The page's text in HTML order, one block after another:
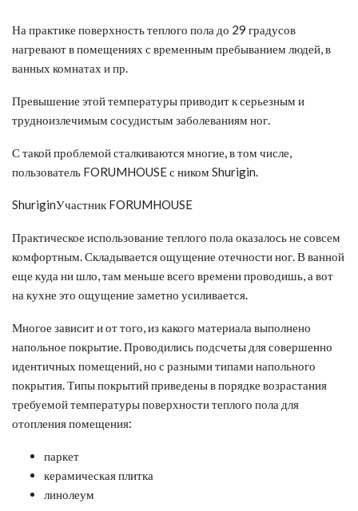
На практике поверхность теплого пола до 29 градусов
нагревают в помещениях с временным пребыванием людей, в
ванных комнатах и пр.
Превышение этой температуры приводит к серьезным и
трудноизлечимым сосудистым заболеваниям ног.
С такой проблемой сталкиваются многие, в том числе,
пользователь FORUMHOUSE с ником Shurigin.
ShuriginУчастник FORUMHOUSE
Практическое использование теплого пола оказалось не совсем
комфортным. Складывается ощущение отечности ног. В ванной
еще куда ни шло, там меньше всего времени проводишь, а вот
на кухне это ощущение заметно усиливается.
Многое зависит и от того, из какого материала выполнено
напольное покрытие. Проводились подсчеты для совершенно
идентичных помещений, но с разными типами напольного
покрытия. Типы покрытий приведены в порядке возрастания
требуемой температуры поверхности теплого пола для
отопления помещения:
паркет
керамическая плитка
линолеум